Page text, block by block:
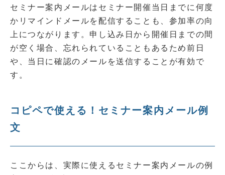
セミナー案内メールはセミナー開催当日までに何度
かリマインドメールを配信することも、参加率の向
上につながります。申し込み日から開催日までの間
が空く場合、忘れられていることもあるため前日
や、当日に確認のメールを送信することが有効で
す。
コピペで使える！セミナー案内メール例
文
ここからは、実際に使えるセミナー案内メールの例